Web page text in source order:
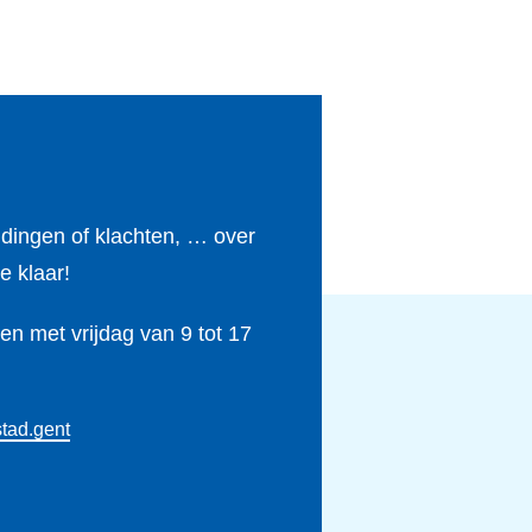
of klachten, … over
klaar!
met vrijdag van 9 tot 17